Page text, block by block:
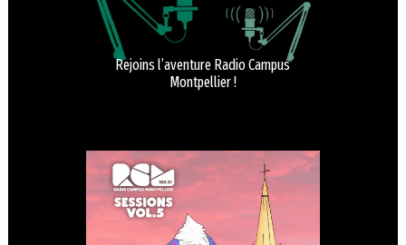
Rejoins l’aventure Radio Campus
Montpellier !